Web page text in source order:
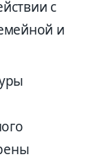
с
и